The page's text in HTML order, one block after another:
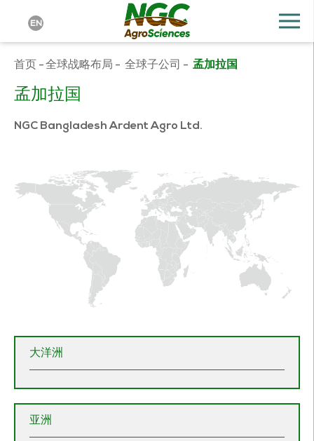
EN
首页-全球战略布局 - 全球子公司 - 孟加拉国
孟加拉国
NGC Bangladesh Ardent Agro Ltd.
大洋洲
亚洲